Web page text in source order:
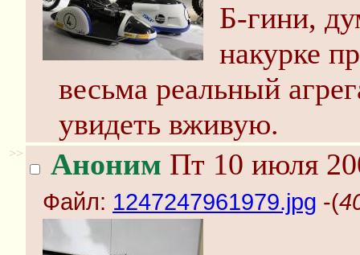
Б-гини,
накурке
весьма реальный
увидеть вживую.
>> Аноним Пт 10 июля
Файл: 1247247961979.jpg -(